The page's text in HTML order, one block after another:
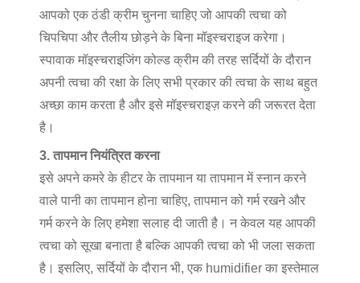
आपको एक ठंडी क्रीम चुनना चाहिए जो आपकी त्वचा को
चिपचिपा और तैलीय छोड़ने के बिना मॉइस्चराइज करेगा।
स्पावाक मॉइस्चराइजिंग कोल्ड क्रीम की तरह सर्दियों के दौरान
अपनी त्वचा की रक्षा के लिए सभी प्रकार की त्वचा के साथ बहुत
अच्छा काम करता है और इसे मॉइस्चराइज़ करने की जरूरत देता
है।
3. तापमान नियंत्रित करना
इसे अपने कमरे के हीटर के तापमान या तापमान में स्नान करने
वाले पानी का तापमान होना चाहिए, तापमान को गर्म रखने और
गर्म करने के लिए हमेशा सलाह दी जाती है। न केवल यह आपकी
त्वचा को सूखा बनाता है बल्कि आपकी त्वचा को भी जला सकता
है। इसलिए, सर्दियों के दौरान भी, एक humidifier का इस्तेमाल